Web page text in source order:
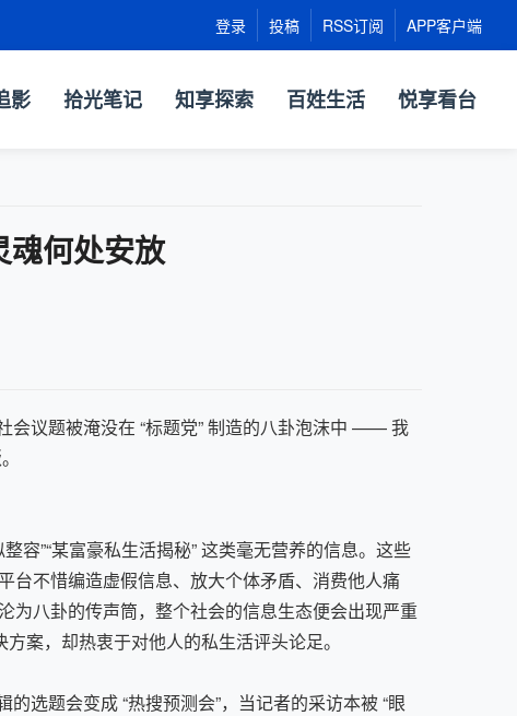
登录 投稿 RSS订阅 APP客户端
影 拾光笔记 知享探索 百姓生活 悦享看台
魂何处安放
议题被淹没在 “标题党” 制造的八卦泡沫中 —— 我
”“某富豪私生活揭秘” 这类毫无营养的信息。这些
台不惜编造虚假信息、放大个体矛盾、消费他人痛
为八卦的传声筒，整个社会的信息生态便会出现严重
案，却热衷于对他人的私生活评头论足。​
选题会变成 “热搜预测会”，当记者的采访本被 “眼